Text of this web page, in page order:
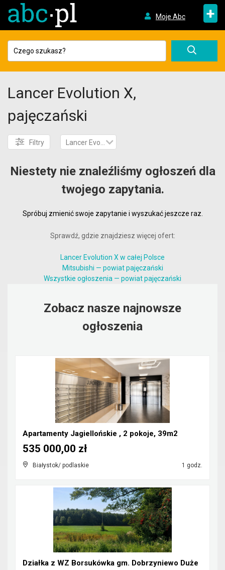
Moje Abc +
Lancer Evolution X,
pajęczański
Filtry Lancer Evolution X
Niestety nie znaleźliśmy ogłoszeń dla
twojego zapytania.
Spróbuj zmienić swoje zapytanie i wyszukać jeszcze raz.
Sprawdź, gdzie znajdziesz więcej ofert:
Lancer Evolution X w całej Polsce
Mitsubishi — powiat pajęczański
Wszystkie ogłoszenia — powiat pajęczański
Zobacz nasze najnowsze
ogłoszenia
Apartamenty Jagiellońskie , 2 pokoje, 39m2
Białystok/ podlaskie 1 godz.
535 000,00 zł
Działka z WZ Borsukówka gm. Dobrzyniewo Duże